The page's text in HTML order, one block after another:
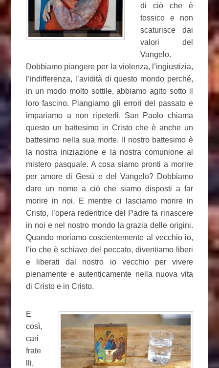
di ciò che è
tossico e non
scaturisce dai
valori del
Vangelo.
Dobbiamo piangere per la violenza, l’ingiustizia,
l’indifferenza, l’avidità di questo mondo perché,
in un modo molto sottile, abbiamo agito sotto il
loro fascino. Piangiamo gli errori del passato e
impariamo a non ripeterli. San Paolo chiama
questo un battesimo in Cristo che è anche un
battesimo nella sua morte. Il nostro battesimo è
la nostra iniziazione e la nostra comunione al
mistero pasquale. A cosa siamo pronti a morire
per amore di Gesù e del Vangelo? Dobbiamo
dare un nome a ciò che siamo disposti a far
morire in noi. E mentre ci lasciamo morire in
Cristo, l’opera redentrice del Padre fa rinascere
in noi e nel nostro mondo la grazia delle origini.
Quando moriamo coscientemente al vecchio io,
l’io che è schiavo del peccato, diventiamo liberi
e liberati dal nostro io vecchio per vivere
pienamente e autenticamente nella nuova vita
di Cristo e in Cristo.
E
così,
cari
frate
lli,